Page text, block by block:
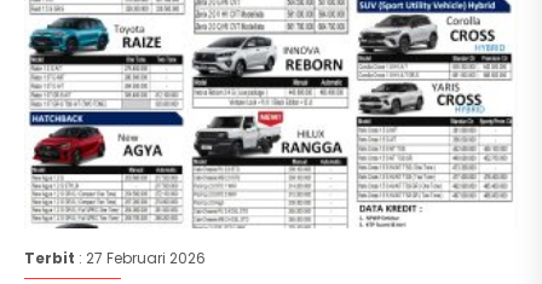
Terbit : 27 Februari 2026